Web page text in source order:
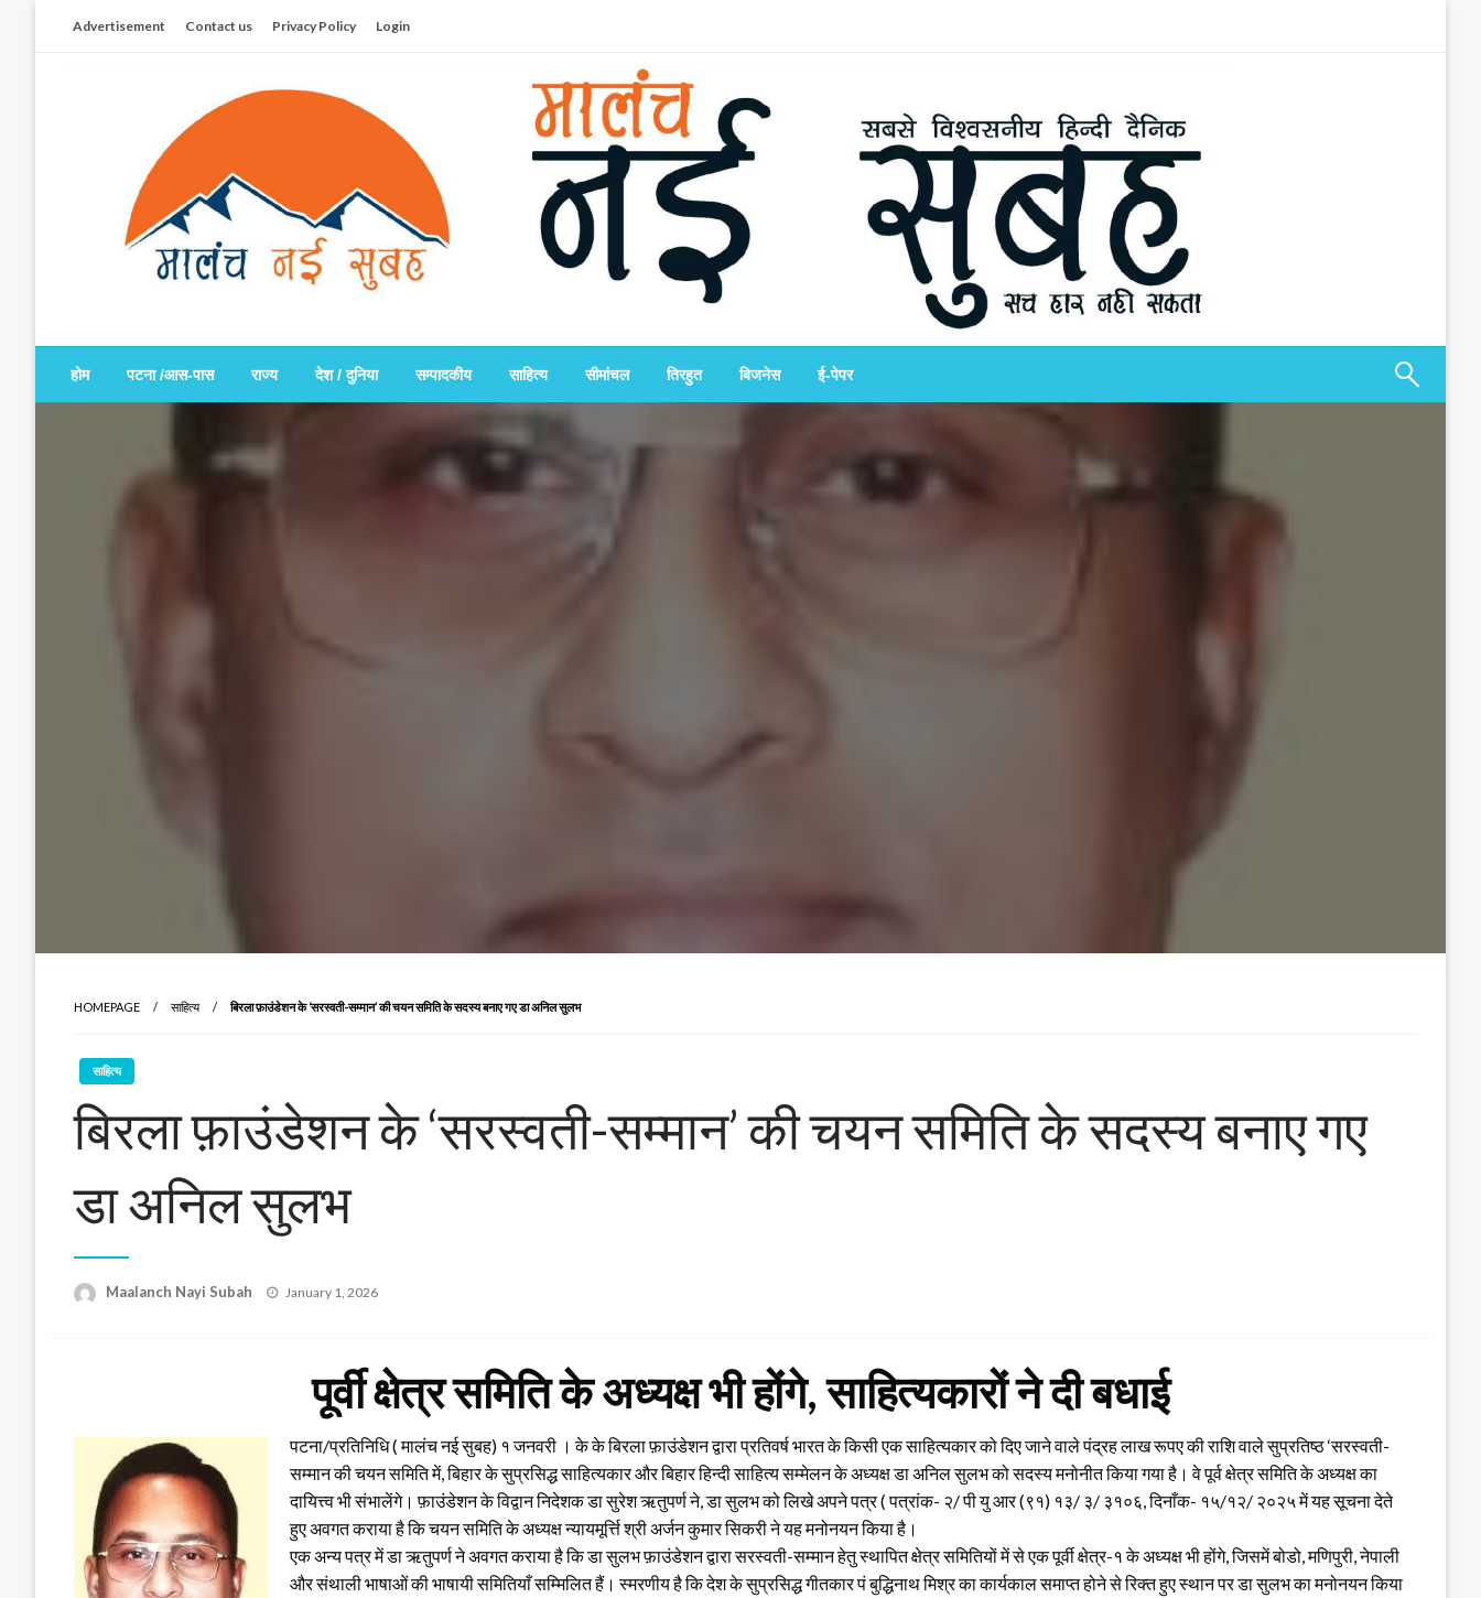
Advertisement Contact us Privacy Policy Login
मालंच नई सुबह
सच हार नही सकता
होम पटना /आस-पास राज्य देश / दुनिया सम्पादकीय साहित्य सीमांचल तिरहुत बिजनेस ई-पेपर
HOMEPAGE साहित्य बिरला फ़ाउंडेशन के ‘सरस्वती-सम्मान’ की चयन समिति के सदस्य बनाए गए डा अनिल सुलभ
साहित्य
बिरला फ़ाउंडेशन के ‘सरस्वती-सम्मान’ की चयन समिति के सदस्य बनाए गए
डा अनिल सुलभ
Maalanch Nayi Subah
Posted
January 1, 2026
पूर्वी क्षेत्र समिति के अध्यक्ष भी होंगे, साहित्यकारों ने दी बधाई
पटना/प्रतिनिधि ( मालंच नई सुबह) १ जनवरी । के के बिरला फ़ाउंडेशन द्वारा प्रतिवर्ष भारत के किसी एक साहित्यकार को दिए जाने वाले पंद्रह लाख रूपए की राशि वाले सुप्रतिष्ठ ‘सरस्वती-
सम्मान की चयन समिति में, बिहार के सुप्रसिद्ध साहित्यकार और बिहार हिन्दी साहित्य सम्मेलन के अध्यक्ष डा अनिल सुलभ को सदस्य मनोनीत किया गया है। वे पूर्व क्षेत्र समिति के अध्यक्ष का
दायित्त्व भी संभालेंगे। फ़ाउंडेशन के विद्वान निदेशक डा सुरेश ऋतुपर्ण ने, डा सुलभ को लिखे अपने पत्र ( पत्रांक- २/ पी यु आर (९१) १३/ ३/ ३१०६, दिनाँक- १५/१२/ २०२५ में यह सूचना देते
हुए अवगत कराया है कि चयन समिति के अध्यक्ष न्यायमूर्त्ति श्री अर्जन कुमार सिकरी ने यह मनोनयन किया है।
एक अन्य पत्र में डा ऋतुपर्ण ने अवगत कराया है कि डा सुलभ फ़ाउंडेशन द्वारा सरस्वती-सम्मान हेतु स्थापित क्षेत्र समितियों में से एक पूर्वी क्षेत्र-१ के अध्यक्ष भी होंगे, जिसमें बोडो, मणिपुरी, नेपाली
और संथाली भाषाओं की भाषायी समितियाँ सम्मिलित हैं। स्मरणीय है कि देश के सुप्रसिद्ध गीतकार पं बुद्धिनाथ मिश्र का कार्यकाल समाप्त होने से रिक्त हुए स्थान पर डा सुलभ का मनोनयन किया